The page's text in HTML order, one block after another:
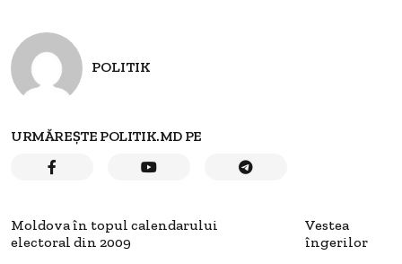
POLITIK
URMĂREȘTE POLITIK.MD PE
Moldova în topul calendarului
electoral din 2009
Vestea
îngerilor